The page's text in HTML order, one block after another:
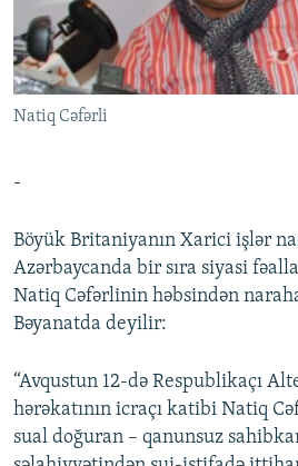
İNFOQRAFIKA
KARIKATURA
AZƏRBAYCAN ƏDƏBIYYATI KITABXANASI
İSLAM VƏ DEMOKRATIYA
MISSIYAMIZ
PEŞƏ ETIKASI VƏ JURNALISTIKA
BIZI IZLƏ
Natiq Cəfərli
-
Böyük Britaniyanın Xarici işlər
Azərbaycanda bir sıra siyasi
Natiq Cəfərlinin həbsindən
Bəyanatda deyilir:
“Avqustun 12-də Respublikaçı
hərəkatının icraçı katibi Natiq
sual doğuran – qanunsuz